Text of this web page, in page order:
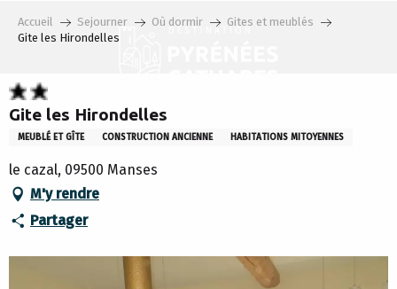
Accueil Sejourner Où dormir
Gites et meublés
Gite les Hirondelles
Gite les Hirondelles
MEUBLÉ ET GÎTE CONSTRUCTION ANCIENNE HABITATIONS MITOYENNES
le cazal, 09500 Manses
M'y rendre
Partager